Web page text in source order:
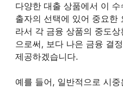
다양한 대출 상품에서 이
출자의 선택에 있어 중요한
라서 각 금융 상품의 중도
으로써, 보다 나은 금융 결
제공하겠습니다.
예를 들어, 일반적으로 시